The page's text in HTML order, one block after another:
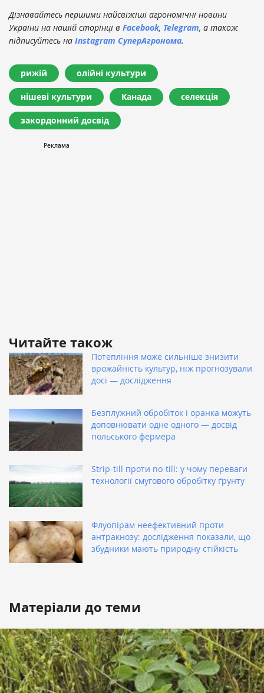
Дізнавайтесь першими найсвіжіші агрономічні новини
України на нашій сторінці в Facebook, Telegram, а також
підписуйтесь на Instagram СуперАгронома.
рижій олійні культури
нішеві культури Канада селекція
закордонний досвід
Читайте також
Потепління може сильніше знизити
врожайність культур, ніж прогнозували
досі — дослідження
Безплужний обробіток і оранка можуть
доповнювати одне одного — досвід
польського фермера
Strip-till проти no-till: у чому переваги
технології смугового обробітку ґрунту
Флуопірам неефективний проти
антракнозу: дослідження показали, що
збудники мають природну стійкість
Матеріали до теми